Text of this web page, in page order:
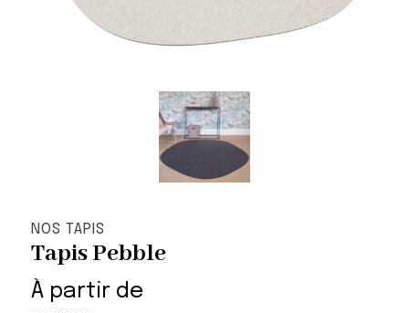
NOS TAPIS
Tapis Pebble
À partir de